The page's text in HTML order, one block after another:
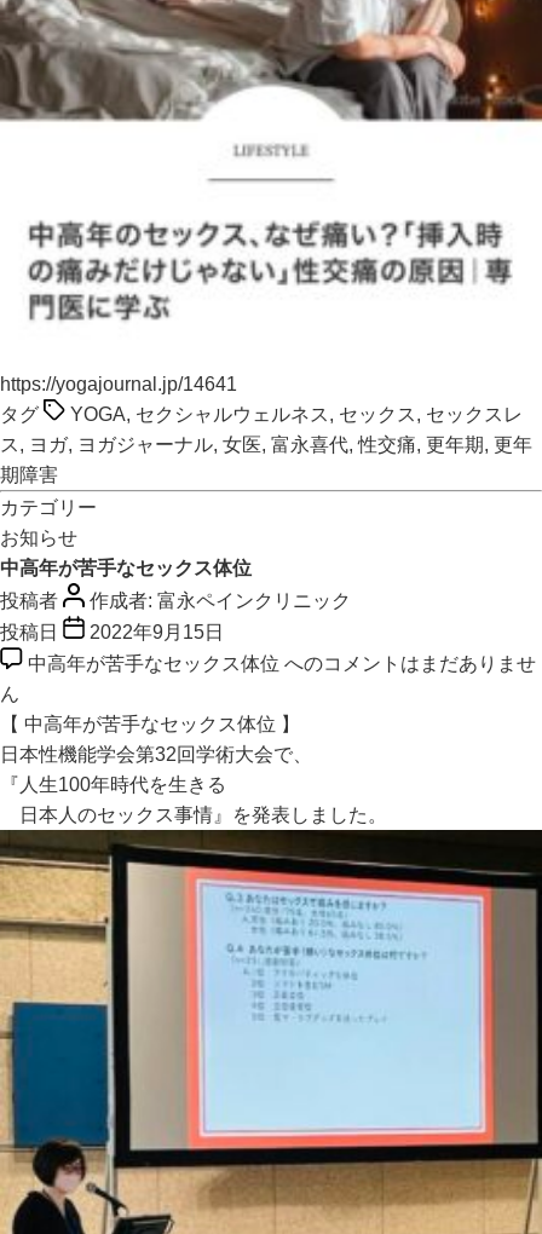
https://yogajournal.jp/14641
タグ
YOGA, セクシャルウェルネス, セックス, セックスレ
ス, ヨガ, ヨガジャーナル, 女医, 富永喜代,性交痛, 更年期, 更年
期障害
カテゴリー
お知らせ
中高年が苦手なセックス体位
投稿者
作成者: 富永ペインクリニック
投稿日
2022年9月15日
中高年が苦手なセックス体位 へのコメントはまだありませ
ん
【 中高年が苦手なセックス体位 】
日本性機能学会第32回学術大会で、
『人生100年時代を生きる
日本人のセックス事情』を発表しました。